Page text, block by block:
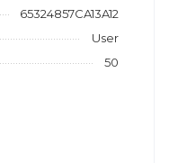
65324857CA13A12
User
50